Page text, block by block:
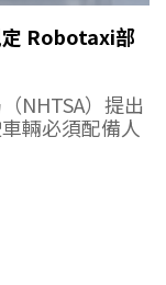
定 Robotaxi部
NHTSA）提出
輛必須配備人